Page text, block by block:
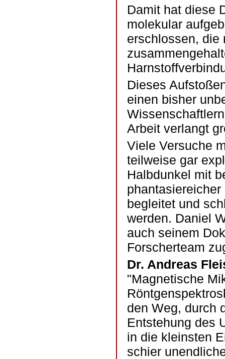
Damit hat diese
molekular
erschlossen, die
Dieses
einen bisher
Arbeit verlangt
Viele Versuche
teilweise gar
Halbdunkel mit
begleitet und
werden. Daniel
auch seinem
Forscherteam
Dr. Andreas
"Magnetische
den Weg, durch
Entstehung des
in die kleinsten
schier